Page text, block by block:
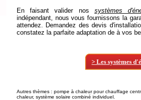
En faisant valider nos systèmes
indépendant, nous vous fournissons la
attendez. Demandez desdevis
constatez la parfaite adaptation de à vos
> Les systèmes
Autres thèmes : pompe à chaleur pour chauffage
chaleur, système solaire combiné individuel